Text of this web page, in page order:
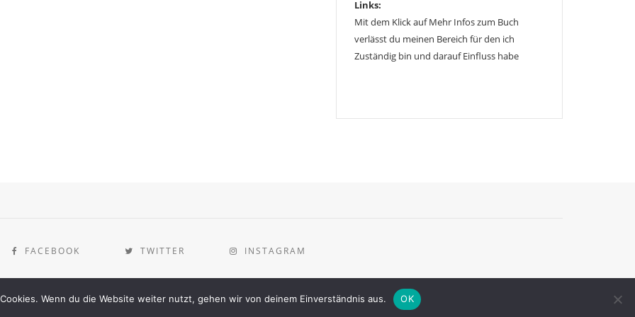
Links:
Mit dem Klick auf Mehr Infos zum Buch
verlässt du meinen Bereich für den ich
Zuständig bin und darauf Einfluss habe
FACEBOOK TWITTER INSTAGRAM
Wenn du die Website weiter nutzt, gehen wir von deinem Einverständnis aus. OK